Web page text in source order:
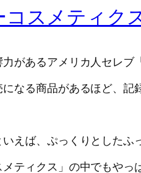
コスメティク
があるアメリカ人セレブ
なる商品があるほど、記
えば、ぷっくりとしたふ
メティクス」の中でもや